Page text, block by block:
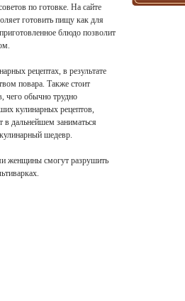
по готовке. На сайте
готовить пищу как для
блюдо позволит
рецептах, в результате
повара. Также стоит
чего обычно трудно
кулинарных рецептов,
в дальнейшем заниматься
шедевр.
женщины смогут разрушить